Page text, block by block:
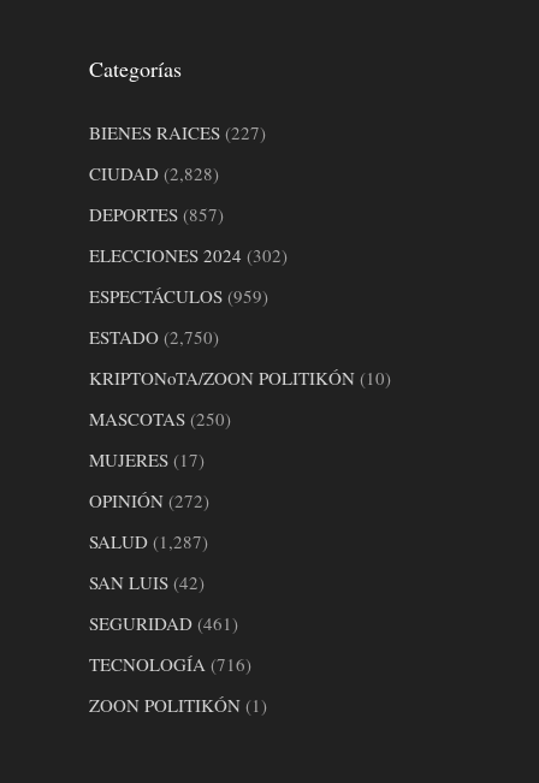
Categorías
BIENES RAICES (227)
CIUDAD (2,828)
DEPORTES (857)
ELECCIONES 2024 (302)
ESPECTÁCULOS (959)
ESTADO (2,750)
KRIPTONoTA/ZOON POLITIKÓN (10)
MASCOTAS (250)
MUJERES (17)
OPINIÓN (272)
SALUD (1,287)
SAN LUIS (42)
SEGURIDAD (461)
TECNOLOGÍA (716)
ZOON POLITIKÓN (1)